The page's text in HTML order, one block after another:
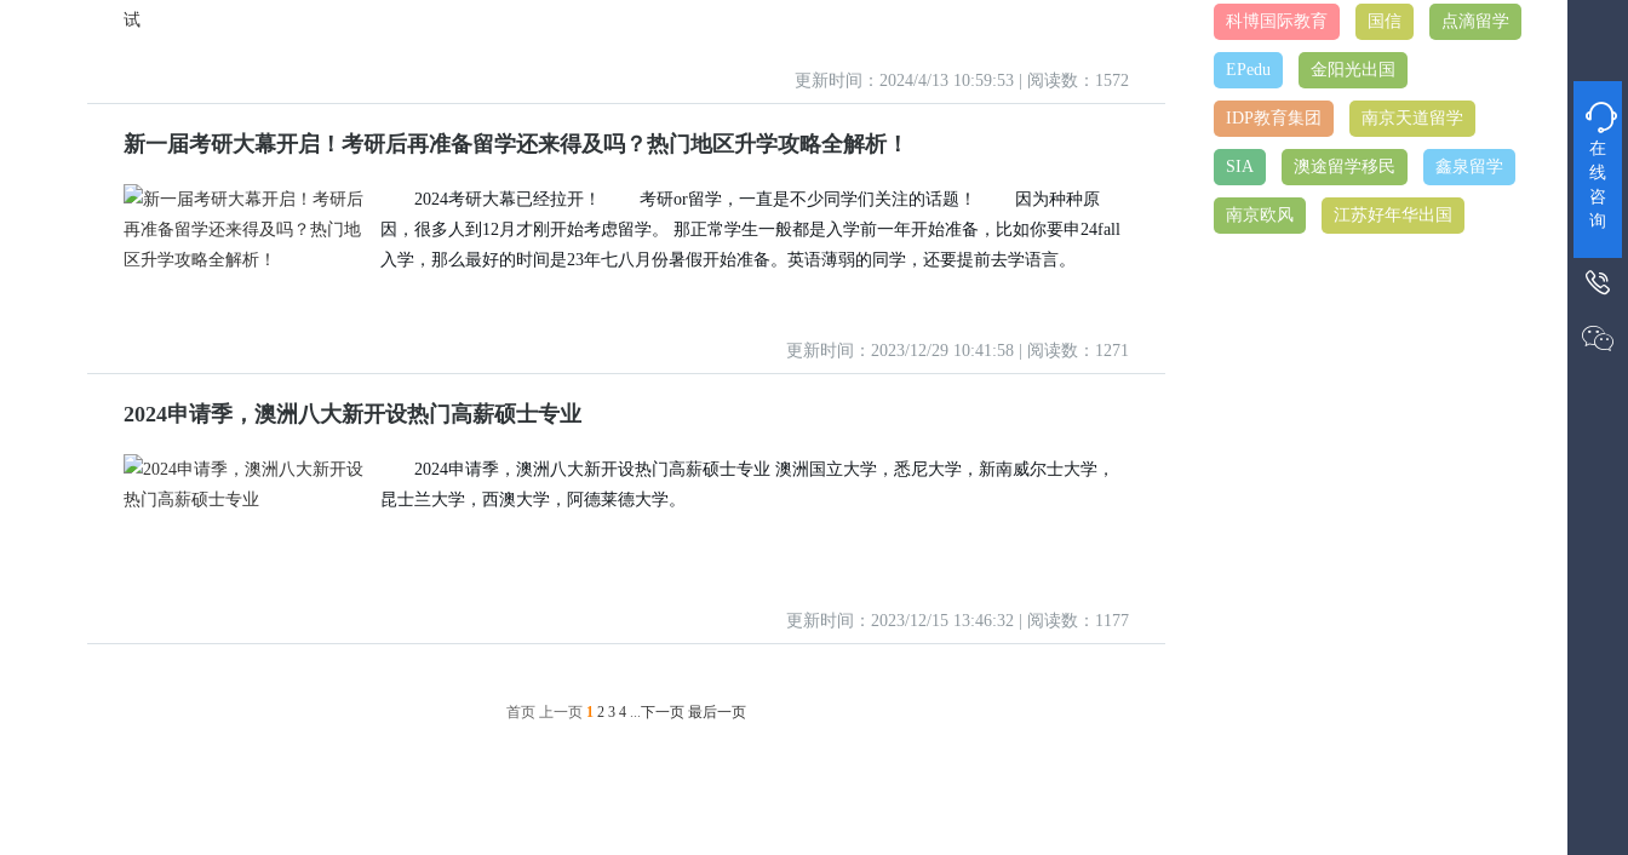
更新时间：2024/4/13 10:59:53 | 阅读数：1572
新一届考研大幕开启！考研后再准备留学还来得及吗？热门地区升学攻略全解析！
2024考研大幕已经拉开！ 考研or留学，一直是不少同学们关注的话题！ 因为种种原
因，很多人到12月才刚开始考虑留学。 那正常学生一般都是入学前一年开始准备，比如你要申24fall
入学，那么最好的时间是23年七八月份暑假开始准备。英语薄弱的同学，还要提前去学语言。
更新时间：2023/12/29 10:41:58 | 阅读数：1271
2024申请季，澳洲八大新开设热门高薪硕士专业
2024申请季，澳洲八大新开设热门高薪硕士专业 澳洲国立大学，悉尼大学，新南威尔士大学，
昆士兰大学，西澳大学，阿德莱德大学。
更新时间：2023/12/15 13:46:32 | 阅读数：1177
首页 上一页 1 2 3 4 ...下一页 最后一页
科博国际教育 国信 点滴留学
EPedu 金阳光出国
IDP教育集团 南京天道留学
SIA 澳途留学移民 鑫泉留学
南京欧风 江苏好年华出国

在
线
咨
询

